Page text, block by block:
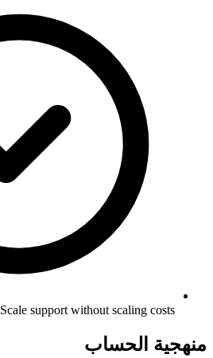
Scale support without scaling costs
منهجية الحساب